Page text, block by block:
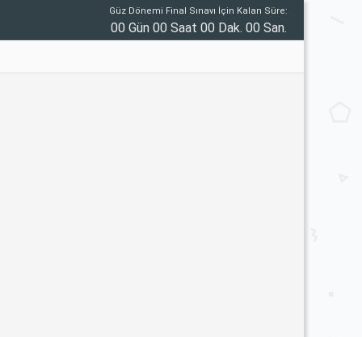
Güz Dönemi Final Sınavı İçin Kalan Süre:
00 Gün 00 Saat 00 Dak. 00 San.